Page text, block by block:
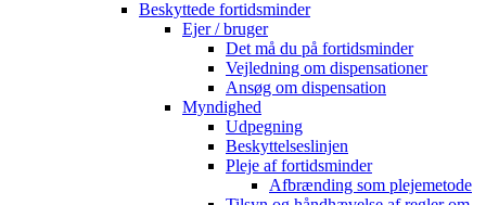
Beskyttede fortidsminder
Ejer / bruger
Det må du på fortidsminder
Vejledning om dispensationer
Ansøg om dispensation
Myndighed
Udpegning
Beskyttelseslinjen
Pleje af fortidsminder
Afbrænding som plejemetode